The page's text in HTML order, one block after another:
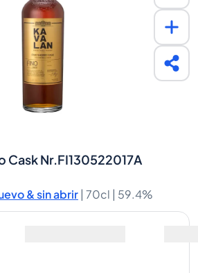
Cask Nr.FI130522017A
& sin abrir | 70cl | 59.4%